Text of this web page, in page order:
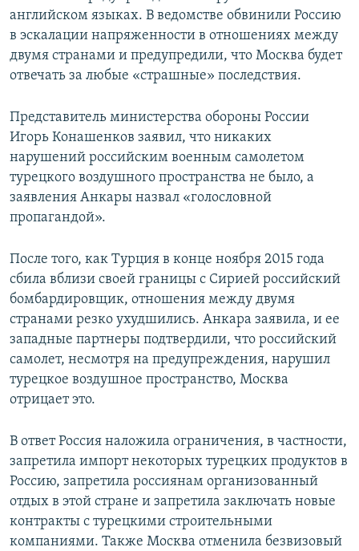
английском языках. В ведомстве обвинили Россию
в эскалации напряженности в отношениях между
двумя странами и предупредили, что Москва будет
отвечать за любые «страшные» последствия.
Представитель министерства обороны России
Игорь Конашенков заявил, что никаких
нарушений российским военным самолетом
турецкого воздушного пространства не было, а
заявления Анкары назвал «голословной
пропагандой».
После того, как Турция в конце ноября 2015 года
сбила вблизи своей границы с Сирией российский
бомбардировщик, отношения между двумя
странами резко ухудшились. Анкара заявила, и ее
западные партнеры подтвердили, что российский
самолет, несмотря на предупреждения, нарушил
турецкое воздушное пространство, Москва
отрицает это.
В ответ Россия наложила ограничения, в частности,
запретила импорт некоторых турецких продуктов в
Россию, запретила россиянам организованный
отдых в этой стране и запретила заключать новые
контракты с турецкими строительными
компаниями. Также Москва отменила безвизовый